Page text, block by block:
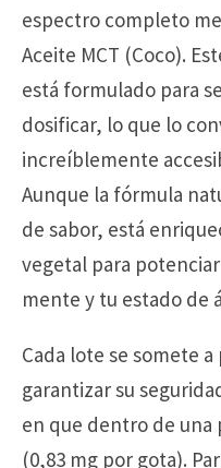
espectro completo
Aceite MCT (Coco).
está formulado para
dosificar, lo que lo
increíblemente
Aunque la fórmula
de sabor, está
vegetal para
mente y tu estado de
Cada lote se somete
garantizar su
en que dentro de una
(0,83 mg por gota).